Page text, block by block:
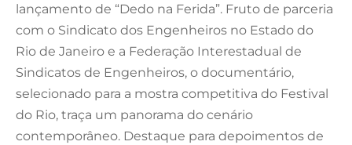
lançamento de “Dedo na Ferida”. Fruto de parceria
com o Sindicato dos Engenheiros no Estado do
Rio de Janeiro e a Federação Interestadual de
Sindicatos de Engenheiros, o documentário,
selecionado para a mostra competitiva do Festival
do Rio, traça um panorama do cenário
contemporâneo. Destaque para depoimentos de